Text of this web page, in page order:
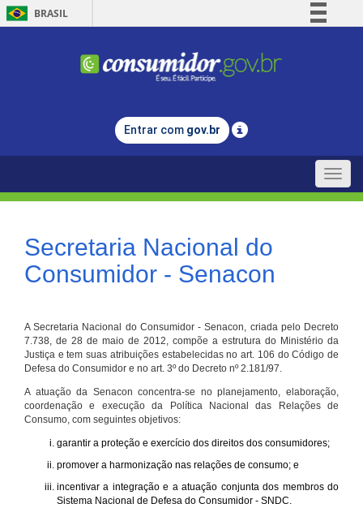
BRASIL
Comunica BR
Legislação
Entrar com gov.br
Toggle
Secretaria Nacional do
Consumidor - Senacon
A Secretaria Nacional do Consumidor - Senacon, criada pelo Decreto
7.738, de 28 de maio de 2012, compõe a estrutura do Ministério da
Justiça e tem suas atribuições estabelecidas no art. 106 do Código de
Defesa do Consumidor e no art. 3º do Decreto nº 2.181/97.
A atuação da Senacon concentra-se no planejamento, elaboração,
coordenação e execução da Política Nacional das Relações de
Consumo, com seguintes objetivos:
garantir a proteção e exercício dos direitos dos consumidores;
promover a harmonização nas relações de consumo; e
incentivar a integração e a atuação conjunta dos membros do
Sistema Nacional de Defesa do Consumidor - SNDC.